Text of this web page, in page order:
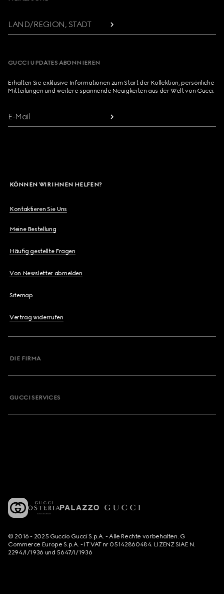
LAND/REGION, STADT
GUCCI UPDATES ABONNIEREN
Erhalten Sie exklusive Informationen zum Start der Kollektion, persönliche
Mitteilungen und weitere spannende Neuigkeiten aus der Welt von Gucci.
E-Mail
KÖNNEN WIR IHNEN HELFEN?
Kontaktieren Sie Uns
Meine Bestellung
Häufig gestellte Fragen
Von Newsletter abmelden
Sitemap
Vertrag widerrufen
DIE FIRMA
GUCCI SERVICES
© 2016 - 2025 Guccio Gucci S.p.A. - Alle Rechte vorbehalten. G
Commerce Europe S.p.A. - IT VAT nr 05142860484. LIZENZ SIAE N.
2294/I/1936 und 5647/I/1936